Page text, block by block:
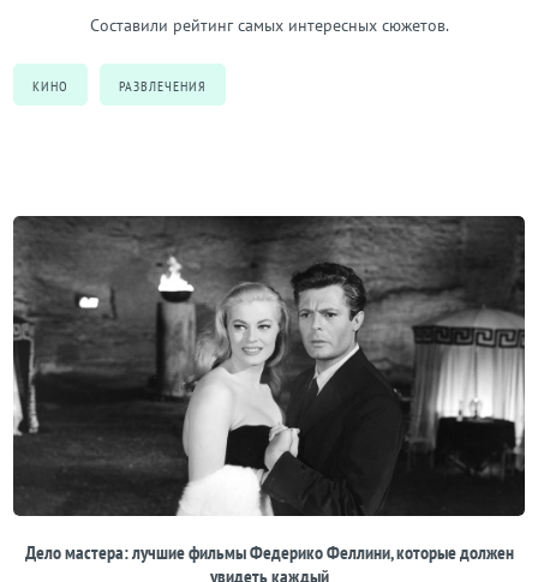
Составили рейтинг самых интересных сюжетов.
КИНО РАЗВЛЕЧЕНИЯ
Дело мастера: лучшие фильмы Федерико Феллини, которые должен
увидеть каждый